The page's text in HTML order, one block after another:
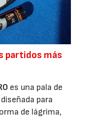
partidos más
es una pala de
para
de lágrima,